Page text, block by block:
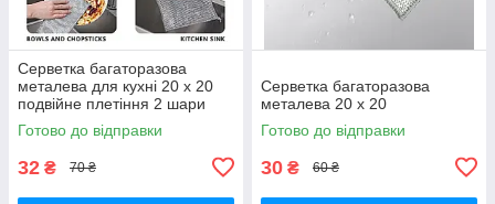
Серветка багаторазова
металева для кухні 20 х 20
подвійне плетіння 2 шари
Готово до відправки
32 ₴ 70 ₴
Серветка багаторазова
металева 20 х 20
Готово до відправки
30 ₴ 60 ₴